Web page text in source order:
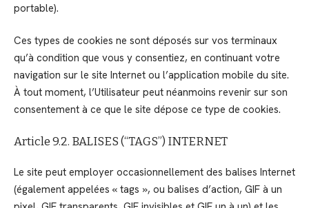
portable).
Ces types de cookies ne sont déposés sur vos terminaux
qu’à condition que vous y consentiez, en continuant votre
navigation sur le site Internet ou l’application mobile du site.
À tout moment, l’Utilisateur peut néanmoins revenir sur son
consentement à ce que le site dépose ce type de cookies.
Article 9.2. BALISES (“TAGS”) INTERNET
Le site peut employer occasionnellement des balises Internet
(également appelées « tags », ou balises d’action, GIF à un